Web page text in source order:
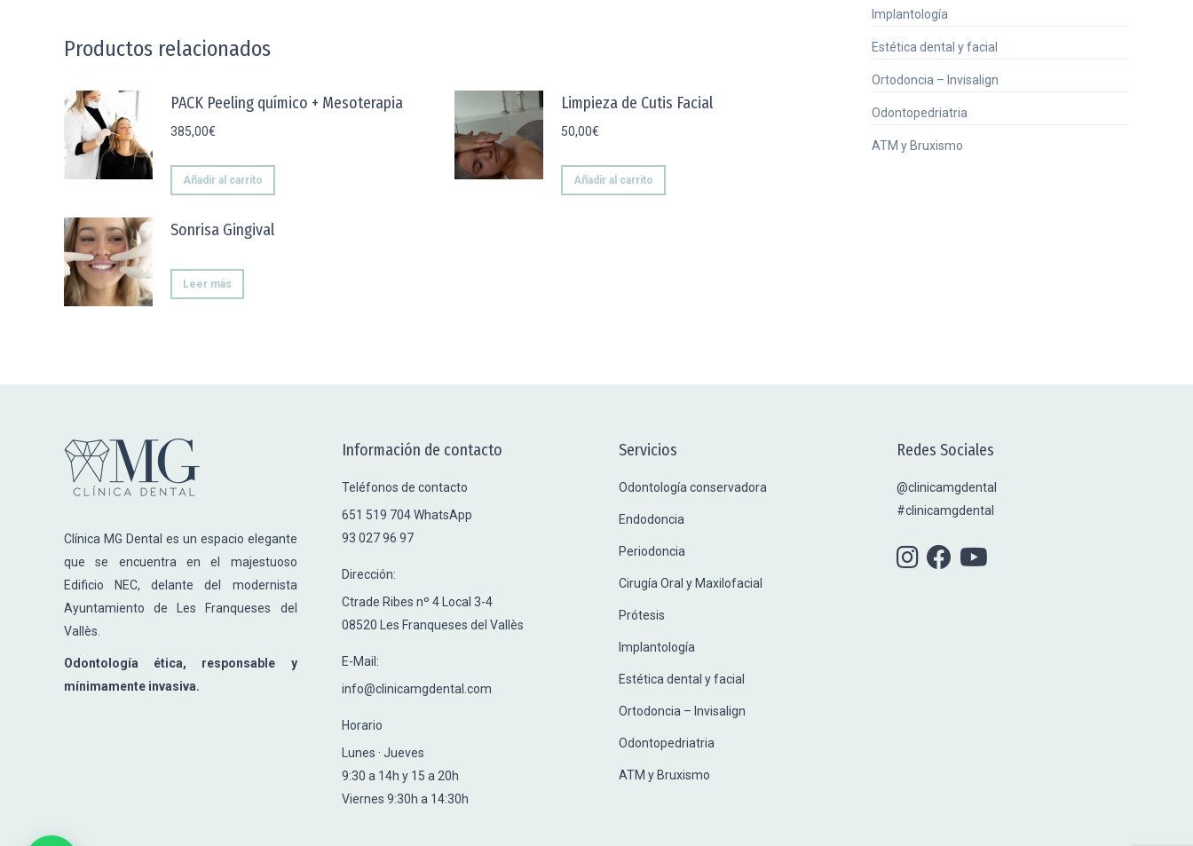
Productos relacionados
PACK Peeling químico + Mesoterapia
385,00€
Añadir al carrito
Limpieza de Cutis Facial
50,00€
Añadir al carrito
Sonrisa Gingival
Leer más
Implantología
Estética dental y facial
Ortodoncia – Invisalign
Odontopedriatria
ATM y Bruxismo
Clínica MG Dental es un espacio elegante
que se encuentra en el majestuoso
Edificio NEC, delante del modernista
Ayuntamiento de Les Franqueses del
Vallès.
Odontología ética, responsable y
mínimamente invasiva.
Información de contacto
Teléfonos de contacto
651 519 704 WhatsApp
93 027 96 97
Dirección:
Ctrade Ribes nº 4 Local 3-4
08520 Les Franqueses del Vallès
E-Mail:
info@clinicamgdental.com
Horario
Lunes · Jueves
9:30 a 14h y 15 a 20h
Viernes 9:30h a 14:30h
Servicios
Odontología conservadora
Endodoncia
Periodoncia
Cirugía Oral y Maxilofacial
Prótesis
Implantología
Estética dental y facial
Ortodoncia – Invisalign
Odontopedriatria
ATM y Bruxismo
Redes Sociales
@clinicamgdental
#clinicamgdental